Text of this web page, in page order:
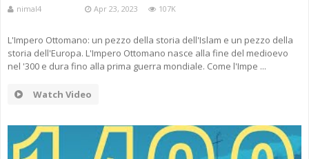
nimal4 Apr 23, 2023 107K
L'Impero Ottomano: un pezzo della storia dell'Islam e un pezzo della
storia dell'Europa. L'Impero Ottomano nasce alla fine del medioevo
nel '300 e dura fino alla prima guerra mondiale. Come l'Impe ...
Watch Video